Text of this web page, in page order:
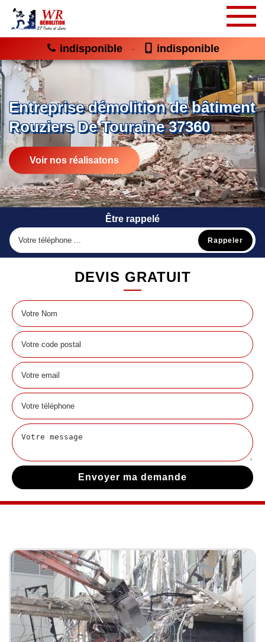
indisponible - indisponible
Entreprise démolition de bâtiment
Rouziers De Touraine 37360
Voir nos réalisatons
Être rappelé
DEVIS GRATUIT